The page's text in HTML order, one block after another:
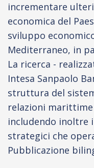
incrementare
economica del
sviluppo
Mediterraneo, in
La ricerca -
Intesa Sanpaolo
struttura del
relazioni marittime
includendo
strategici che
Pubblicazione